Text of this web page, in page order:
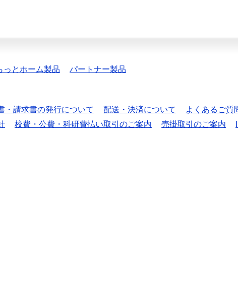
っとホーム製品 パートナー製品
・請求書の発行について 配送・決済について
よくあるご質
校費・公費・科研費払い取引のご案内 売掛取引のご案内